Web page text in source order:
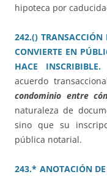
hipoteca por
242.()
CONVIERTE EN
HACE INSCRIBIBLE.
acuerdo
condominio entre
naturaleza de
sino que su
pública notarial.
243.* ANOTACIÓN